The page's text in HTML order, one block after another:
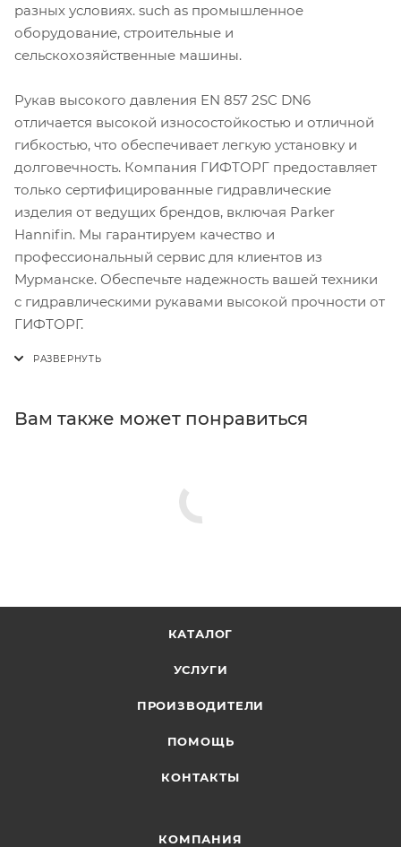
разных условиях. such as промышленное
оборудование, строительные и
сельскохозяйственные машины.
Рукав высокого давления EN 857 2SC DN6
отличается высокой износостойкостью и отличной
гибкостью, что обеспечивает легкую установку и
долговечность. Компания ГИФТОРГ предоставляет
только сертифицированные гидравлические
изделия от ведущих брендов, включая Parker
Hannifin. Мы гарантируем качество и
профессиональный сервис для клиентов из
Мурманске. Обеспечьте надежность вашей техники
с гидравлическими рукавами высокой прочности от
ГИФТОРГ.
Вам также может понравиться
КАТАЛОГ
УСЛУГИ
ПРОИЗВОДИТЕЛИ
ПОМОЩЬ
КОНТАКТЫ
КОМПАНИЯ